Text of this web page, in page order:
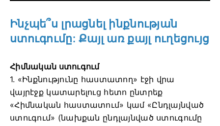
Ինչպե՞ս լրացնել ինքնության
ստուգումը:Քայլ առ քայլ ուղեցույց
Հիմնական ստուգում
1. «Ինքնությունը հաստատող» էջի վրա
վայրէջք կատարելուց հետո ընտրեք
«Հիմնական հաստատում» կամ «Ընդլայնված
ստուգում» (նախքան ընդլայնված ստուգումը